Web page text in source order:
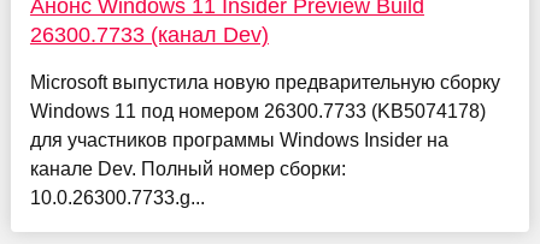
Анонс Windows 11 Insider Preview Build
26300.7733 (канал Dev)
Microsoft выпустила новую предварительную сборку
Windows 11 под номером 26300.7733 (KB5074178)
для участников программы Windows Insider на
канале Dev. Полный номер сборки:
10.0.26300.7733.g...